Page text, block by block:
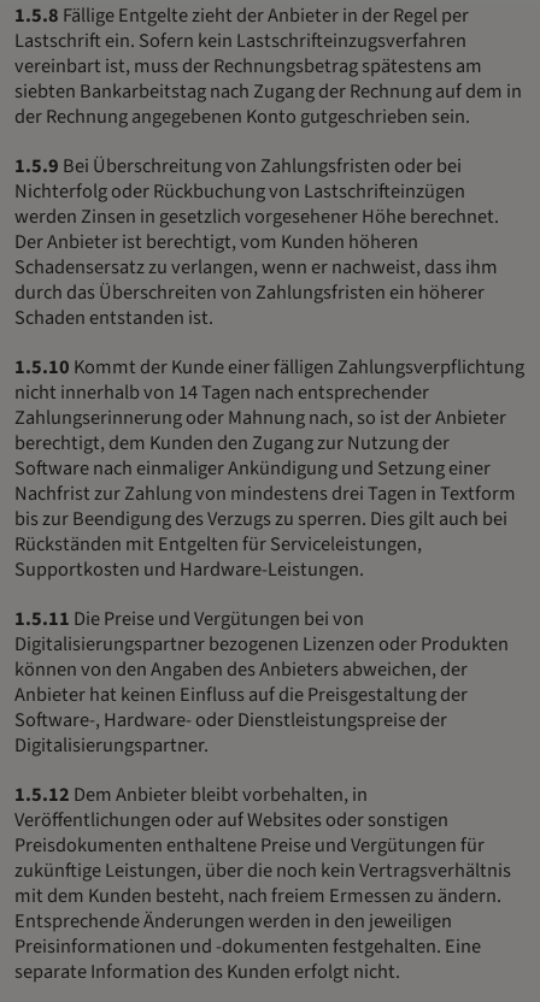
1.5.8 Fällige Entgelte zieht der Anbieter in der Regel per
Lastschrift ein. Sofern kein Lastschrifteinzugsverfahren
vereinbart ist, muss der Rechnungsbetrag spätestens am
siebten Bankarbeitstag nach Zugang der Rechnung auf dem in
der Rechnung angegebenen Konto gutgeschrieben sein.
1.5.9 Bei Überschreitung von Zahlungsfristen oder bei
Nichterfolg oder Rückbuchung von Lastschrifteinzügen
werden Zinsen in gesetzlich vorgesehener Höhe berechnet.
Der Anbieter ist berechtigt, vom Kunden höheren
Schadensersatz zu verlangen, wenn er nachweist, dass ihm
durch das Überschreiten von Zahlungsfristen ein höherer
Schaden entstanden ist.
1.5.10 Kommt der Kunde einer fälligen Zahlungsverpflichtung
nicht innerhalb von 14 Tagen nach entsprechender
Zahlungserinnerung oder Mahnung nach, so ist der Anbieter
berechtigt, dem Kunden den Zugang zur Nutzung der
Software nach einmaliger Ankündigung und Setzung einer
Nachfrist zur Zahlung von mindestens drei Tagen in Textform
bis zur Beendigung des Verzugs zu sperren. Dies gilt auch bei
Rückständen mit Entgelten für Serviceleistungen,
Supportkosten und Hardware-Leistungen.
1.5.11 Die Preise und Vergütungen bei von
Digitalisierungspartner bezogenen Lizenzen oder Produkten
können von den Angaben des Anbieters abweichen, der
Anbieter hat keinen Einfluss auf die Preisgestaltung der
Software-, Hardware- oder Dienstleistungspreise der
Digitalisierungspartner.
1.5.12 Dem Anbieter bleibt vorbehalten, in
Veröffentlichungen oder auf Websites oder sonstigen
Preisdokumenten enthaltene Preise und Vergütungen für
zukünftige Leistungen, über die noch kein Vertragsverhältnis
mit dem Kunden besteht, nach freiem Ermessen zu ändern.
Entsprechende Änderungen werden in den jeweiligen
Preisinformationen und -dokumenten festgehalten. Eine
separate Information des Kunden erfolgt nicht.